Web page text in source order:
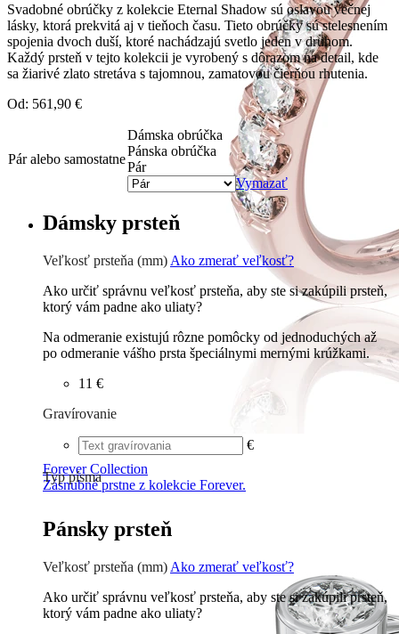
Forever Collection
Zásnubné prstne z kolekcie Forever.
Svadobné obrúčky z kolekcie Eternal Shadow sú oslavou večnej
lásky, ktorá prekvitá aj v tieňoch času. Tieto obrúčky sú stelesnením
spojenia dvoch duší, ktoré nachádzajú svetlo jeden v druhom.
Každý prsteň v tejto kolekcii je vyrobený s dôrazom na detail, kde
sa žiarivé zlato stretáva s tajomnou, zamatovou čierňou rhutenia.
Od: 561,90 €
Pár alebo samostatne
Dámska obrúčka
Pánska obrúčka
Pár
Vymazať
Dámsky prsteň
Veľkosť prsteňa (mm) Ako zmerať veľkosť?
Ako určiť správnu veľkosť prsteňa, aby ste si zakúpili prsteň,
ktorý vám padne ako uliaty?
Na odmeranie existujú rôzne pomôcky od jednoduchých až
po odmeranie vášho prsta špeciálnymi mernými krúžkami.
11 €
Gravírovanie
€
Typ písma
Pánsky prsteň
Veľkosť prsteňa (mm) Ako zmerať veľkosť?
Ako určiť správnu veľkosť prsteňa, aby ste si zakúpili prsteň,
ktorý vám padne ako uliaty?